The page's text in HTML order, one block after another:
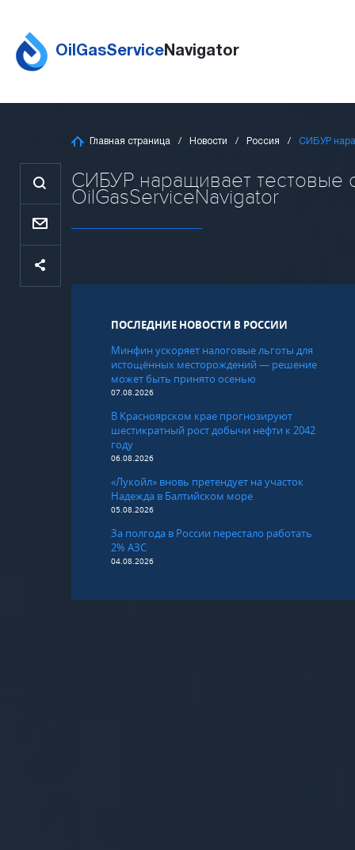
OilGasServiceNavigator
Главная страница Новости Россия СИБУР
СИБУР наращивает тестовые
OilGasServiceNavigator
ПОСЛЕДНИЕ НОВОСТИ В РОССИИ
Минфин ускоряет налоговые льготы для
истощённых месторождений — решение
может быть принято осенью
07.08.2026
В Красноярском крае прогнозируют
шестикратный рост добычи нефти к 2042
году
06.08.2026
«Лукойл» вновь претендует на участок
Надежда в Балтийском море
05.08.2026
За полгода в России перестало работать
2% АЗС
04.08.2026